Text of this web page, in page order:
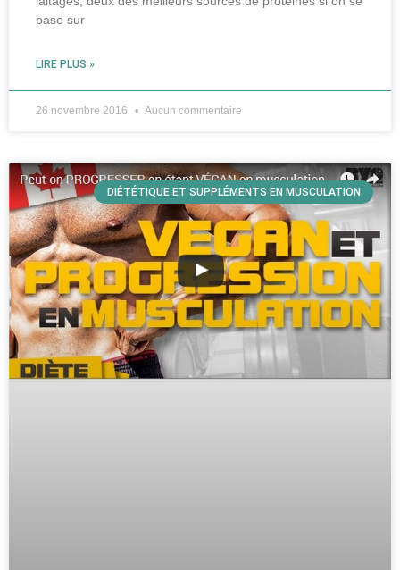
base sur
LIRE PLUS »
26 novembre 2016 Aucun commentaire
DIÉTÉTIQUE ET SUPPLÉMENTS EN MUSCULATION